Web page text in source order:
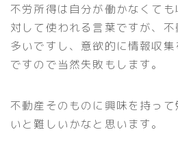
不労所得は自分が働かなくて
対して使われる言葉ですが、
多いですし、意欲的に情報収
ですので当然失敗もします。
不動産そのものに興味を持っ
いと難しいかなと思います。